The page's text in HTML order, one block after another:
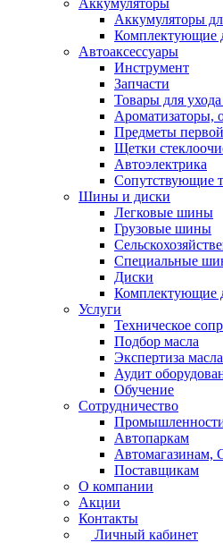
Аккумуляторы
Аккумуляторы
Комплектующие
Автоаксессуары
Инструмент
Запчасти
Товары для
Ароматизаторы,
Предметы
Щетки
Автоэлектрика
Сопутствующие
Шины и диски
Легковые шины
Грузовые шины
Специальные
Диски
Комплектующие
Услуги
Техническое
Подбор масла
Экспертиза масла
Аудит
Обучение
Сотрудничество
Автопаркам
Автомагазинам,
Поставщикам
О компании
Акции
Контакты
Личный кабинет